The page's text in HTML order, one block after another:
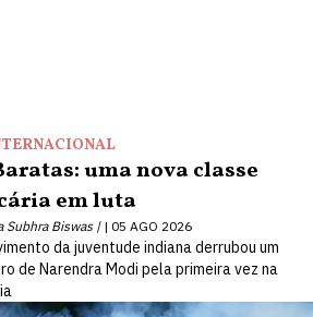
uma nova classe
em luta
Subhra Biswas | 05 AGO 2026
da juventude indiana derrubou um
de Narendra Modi pela primeira vez na